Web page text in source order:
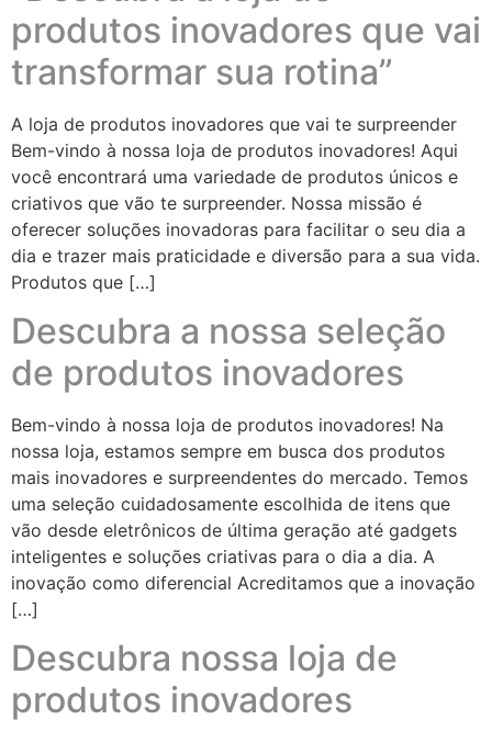
produtos inovadores que vai
transformar sua rotina”
A loja de produtos inovadores que vai te surpreender
Bem-vindo à nossa loja de produtos inovadores! Aqui
você encontrará uma variedade de produtos únicos e
criativos que vão te surpreender. Nossa missão é
oferecer soluções inovadoras para facilitar o seu dia a
dia e trazer mais praticidade e diversão para a sua vida.
Produtos que […]
Descubra a nossa seleção
de produtos inovadores
Bem-vindo à nossa loja de produtos inovadores! Na
nossa loja, estamos sempre em busca dos produtos
mais inovadores e surpreendentes do mercado. Temos
uma seleção cuidadosamente escolhida de itens que
vão desde eletrônicos de última geração até gadgets
inteligentes e soluções criativas para o dia a dia. A
inovação como diferencial Acreditamos que a inovação
[…]
Descubra nossa loja de
produtos inovadores